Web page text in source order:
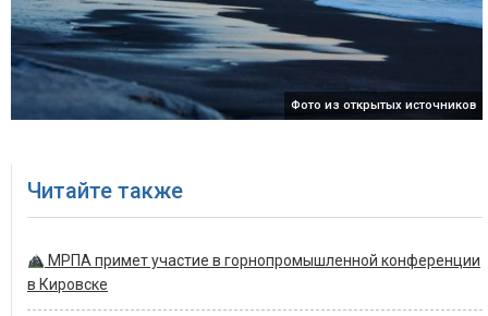
Фото из открытых источников
Читайте также
МРПА примет участие в горнопромышленной конференции
в Кировске